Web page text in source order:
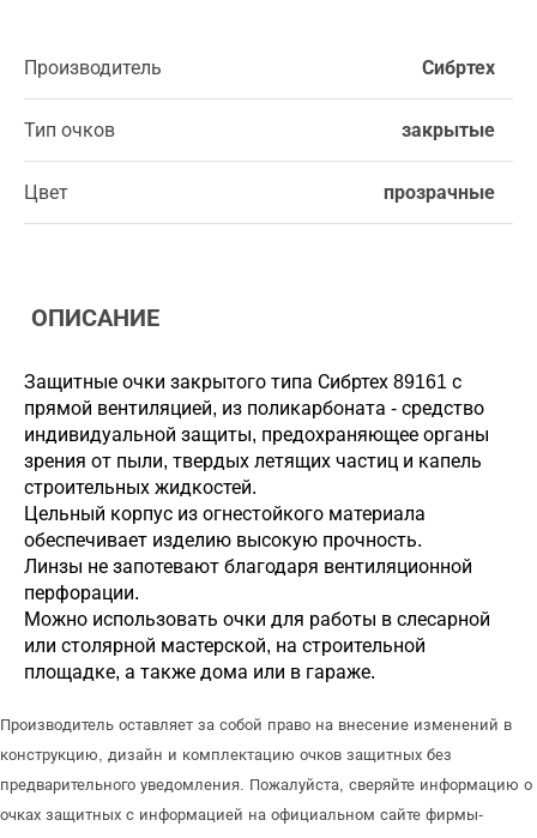
Производитель Сибртех
Тип очков закрытые
Цвет прозрачные
ОПИСАНИЕ
Защитные очки закрытого типа Сибртех 89161 с
прямой вентиляцией, из поликарбоната - средство
индивидуальной защиты, предохраняющее органы
зрения от пыли, твердых летящих частиц и капель
строительных жидкостей.
Цельный корпус из огнестойкого материала
обеспечивает изделию высокую прочность.
Линзы не запотевают благодаря вентиляционной
перфорации.
Можно использовать очки для работы в слесарной
или столярной мастерской, на строительной
площадке, а также дома или в гараже.
Производитель оставляет за собой право на внесение изменений в
конструкцию, дизайн и комплектацию очков защитных без
предварительного уведомления. Пожалуйста, сверяйте информацию о
очках защитных с информацией на официальном сайте фирмы-